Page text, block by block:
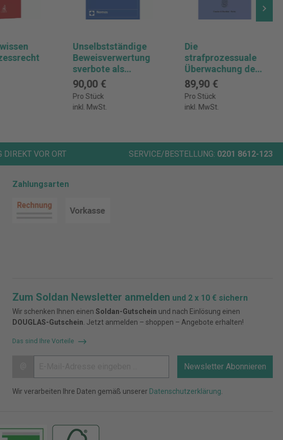
Unselbstständige
Beweisverwertung
sverbote als
Ausprägung
waffengleicher
Verfahrensteilhab
90,00 €
Pro Stück
inkl. MwSt.
Die
strafprozessuale
Überwachung des
Surfverhaltens im
Internet
89,90 €
Pro Stück
inkl. MwSt.
DIREKT VOR ORT SERVICE/BESTELLUNG: 0201 8612-123
Zahlungsarten
Zum Soldan Newsletter anmelden und 2 x 10 € sichern
Wir schenken Ihnen einen Soldan-Gutschein und nach Einlösung einen
DOUGLAS-Gutschein . Jetzt anmelden – shoppen – Angebote erhalten!
Das sind Ihre Vorteile
Newsletter Abonnieren
Wir verarbeiten Ihre Daten gemäß unserer Datenschutzerklärung